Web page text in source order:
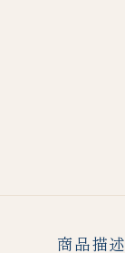
商品描述